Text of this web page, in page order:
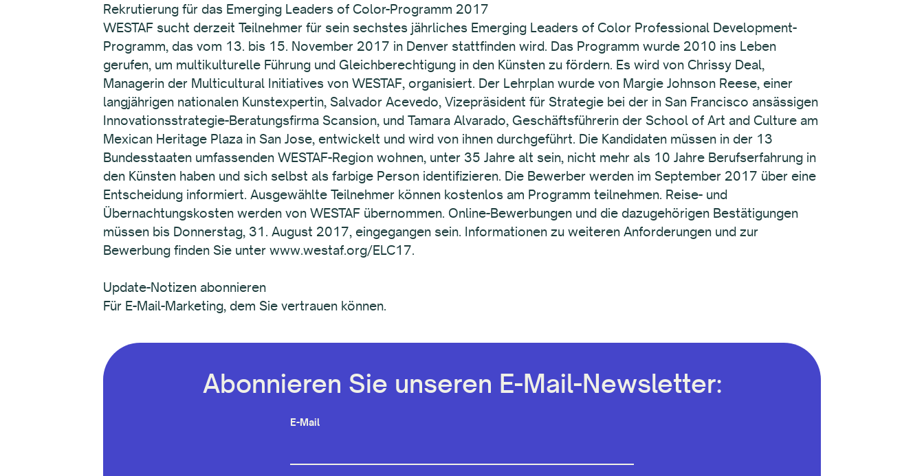
Rekrutierung für das Emerging Leaders of Color-Programm 2017
WESTAF sucht derzeit Teilnehmer für sein sechstes jährliches Emerging Leaders of Color Professional Development-
Programm, das vom 13. bis 15. November 2017 in Denver stattfinden wird. Das Programm wurde 2010 ins Leben
gerufen, um multikulturelle Führung und Gleichberechtigung in den Künsten zu fördern. Es wird von Chrissy Deal,
Managerin der Multicultural Initiatives von WESTAF, organisiert. Der Lehrplan wurde von Margie Johnson Reese, einer
langjährigen nationalen Kunstexpertin, Salvador Acevedo, Vizepräsident für Strategie bei der in San Francisco ansässigen
Innovationsstrategie-Beratungsfirma Scansion, und Tamara Alvarado, Geschäftsführerin der School of Art and Culture am
Mexican Heritage Plaza in San Jose, entwickelt und wird von ihnen durchgeführt. Die Kandidaten müssen in der 13
Bundesstaaten umfassenden WESTAF-Region wohnen, unter 35 Jahre alt sein, nicht mehr als 10 Jahre Berufserfahrung in
den Künsten haben und sich selbst als farbige Person identifizieren. Die Bewerber werden im September 2017 über eine
Entscheidung informiert. Ausgewählte Teilnehmer können kostenlos am Programm teilnehmen. Reise- und
Übernachtungskosten werden von WESTAF übernommen. Online-Bewerbungen und die dazugehörigen Bestätigungen
müssen bis Donnerstag, 31. August 2017, eingegangen sein. Informationen zu weiteren Anforderungen und zur
Bewerbung finden Sie unter www.westaf.org/ELC17.
Update-Notizen abonnieren
Für E-Mail-Marketing, dem Sie vertrauen können.
Abonnieren Sie unseren E-Mail-Newsletter:
E-Mail